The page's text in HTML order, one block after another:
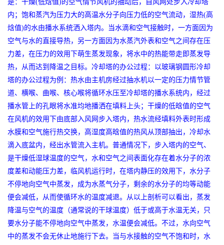
是：干燥(低焓值)的空气情节风机的抽动后，自风网处步入冷却塔
内；饱和蒸汽为压力大的高温水分子向压力低的空气流动，湿热(高
焓值)的水由播水系统洒入塔内。当水滴和空气接触时，一方面因为
空气与水的直接导热，另一方面因为水蒸汽外表和空气之间存在压
力差，在压力的效用下萌生蒸发现象，将水中的热能带走即蒸发导
热，从而达到降温之目标。冷却塔的办公过程：以玻璃钢圆形冷却
塔的办公过程为例：热水由主机房经过抽水机以一定的压力情节管
道、横喉、曲喉、核心喉将循环水压至冷却塔的播水系统内，经过
播水管上的孔眼将水准均地播洒在填料上头；干燥的低晗值的空气
在风机的效用下由底部入风网步入塔内，热水流经填料外表时形成
水膜和空气施行热交换，高湿度高晗值的热风从顶部抽出，冷却水
滴入底盆内，经出水管流入主机。普通情况下，步入塔内的空气、
是干燥低湿球温度的空气，水和空气之间表面化存在着水分子的浓
度差和动能压力差，临风机运行时，在塔内静压的效用下，水分子
不停地向空气中蒸发，成为水蒸气分子，剩余的水分子的均等动能
便会减低，从而使循环水的温度减退。从以上剖析可以看出，蒸发
降温与空气的温度（通常说的干球温度）低于或高于水温无关，只
要水分子能不停地向空气中蒸发，水温便会减低。不过，水向空气
中的蒸发不会无休止地施行下去。当与水接触的空气不饱和时，水